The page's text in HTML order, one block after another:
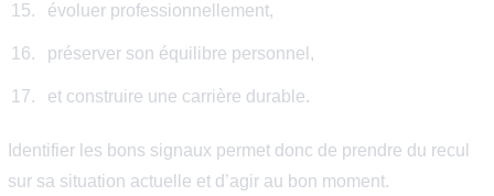
Passer plusieurs années dans une entreprise qui ne
correspond pas à ses attentes peut freiner la
professionnelle, affecter la motivation et nuire au bien-
développer ses compétences,